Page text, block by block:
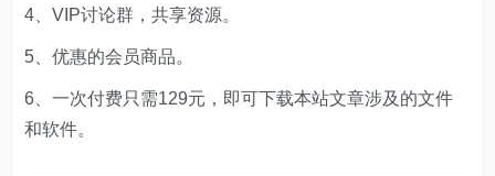
4、VIP讨论群，共享资源。
5、优惠的会员商品。
6、一次付费只需129元，即可下载本站文章涉及的文件
和软件。